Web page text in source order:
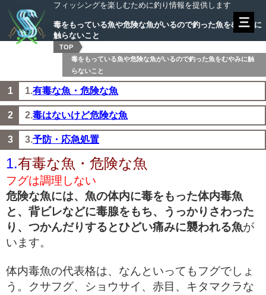
フィッシングを楽しむために釣り情報を提供します
毒をもっている魚や危険な魚がいるので釣った魚をむやみに
触らないこと
TOP
毒をもっている魚や危険な魚がいるので釣った魚をむやみに触
らないこと
1.有毒な魚・危険な魚
2.毒はないけど危険な魚
3.予防・応急処置
1.有毒な魚・危険な魚
フグは調理しない
危険な魚には、魚の体内に毒をもった体内毒魚
と、背ビレなどに毒腺をもち、うっかりさわった
り、つかんだりするとひどい痛みに襲われる魚が
います。
体内毒魚の代表格は、なんといってもフグでしょ
う。クサフグ、ショウサイ、赤目、キタマクラな